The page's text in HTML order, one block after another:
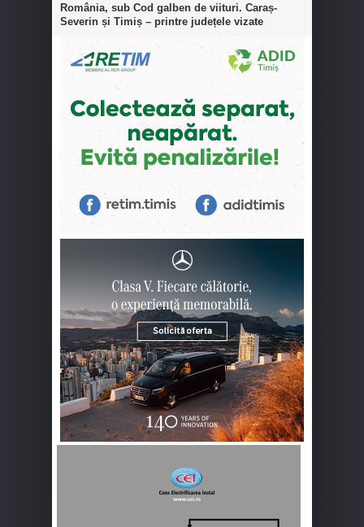
România, sub Cod galben de viituri. Caraș-
Severin și Timiș – printre județele vizate